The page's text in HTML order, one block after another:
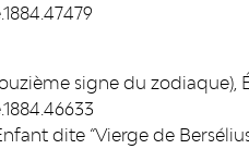
signe du zodiaque),
dite “Vierge de